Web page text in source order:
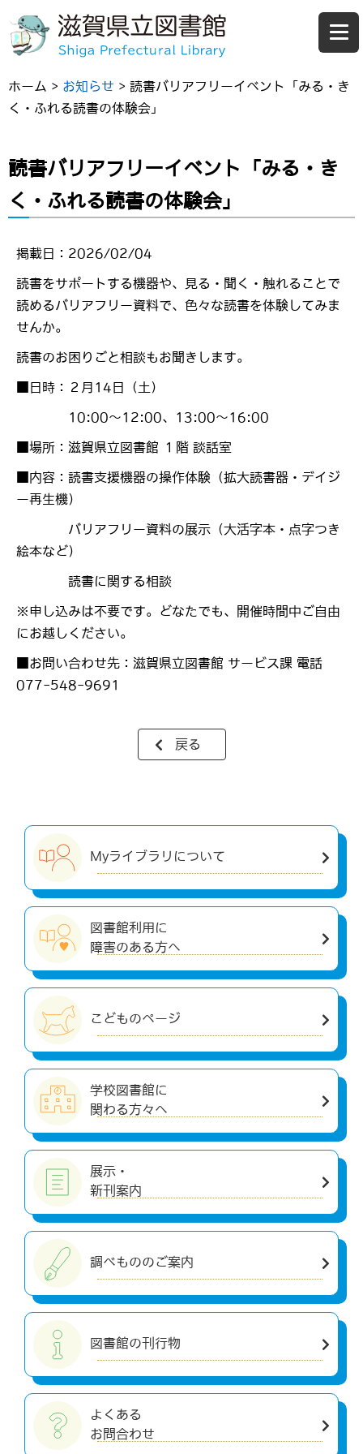
ホーム > お知らせ > 読書バリアフリーイベント「みる・き
く・ふれる読書の体験会」
読書バリアフリーイベント「みる・き
く・ふれる読書の体験会」
掲載日：2026/02/04
読書をサポートする機器や、見る・聞く・触れることで
読めるバリアフリー資料で、色々な読書を体験してみま
せんか。
読書のお困りごと相談もお聞きします。
■日時：２月14日（土）
10:00～12:00、13:00～16:00
■場所：滋賀県立図書館 １階 談話室
■内容：読書支援機器の操作体験（拡大読書器・デイジ
ー再生機）
バリアフリー資料の展示（大活字本・点字つき
絵本など）
読書に関する相談
※申し込みは不要です。どなたでも、開催時間中ご自由
にお越しください。
■お問い合わせ先：滋賀県立図書館 サービス課 電話
077-548-9691
戻る
Myライブラリについて
図書館利用に
障害のある方へ
こどものページ
学校図書館に
関わる方々へ
展示・
新刊案内
調べもののご案内
図書館の刊行物
よくある
お問合わせ